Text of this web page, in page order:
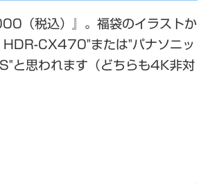
（税込）』。福袋のイラストか
HDR-CX470"または"パナソニッ
と思われます（どちらも4K非対